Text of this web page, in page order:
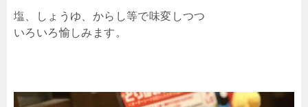
塩、しょうゆ、からし等で味変しつつ
いろいろ愉しみます。